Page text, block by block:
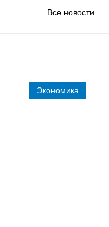
Все новости
Экономика